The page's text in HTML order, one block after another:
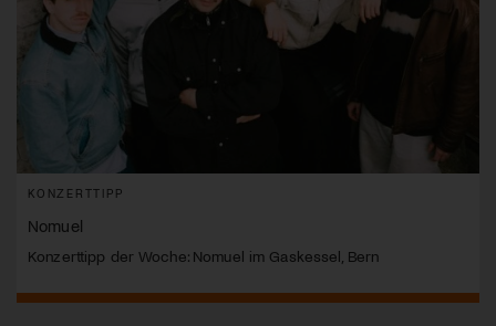
KONZERTTIPP
Nomuel
Konzerttipp der Woche: Nomuel im Gaskessel, Bern